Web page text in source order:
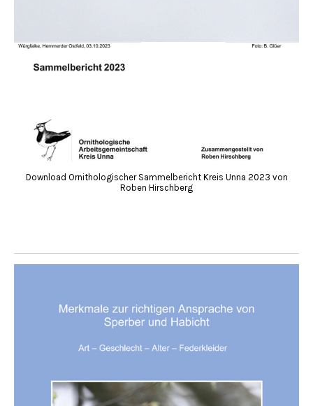
Download Ornithologischer Sammelbericht Kreis Unna 2023 von
Roben Hirschberg